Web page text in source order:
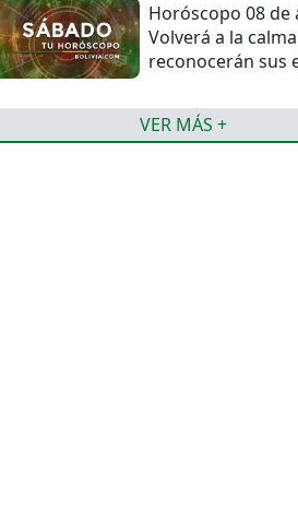
Horóscopo 08 de
Volverá a la
reconocerán sus
VER MÁS +